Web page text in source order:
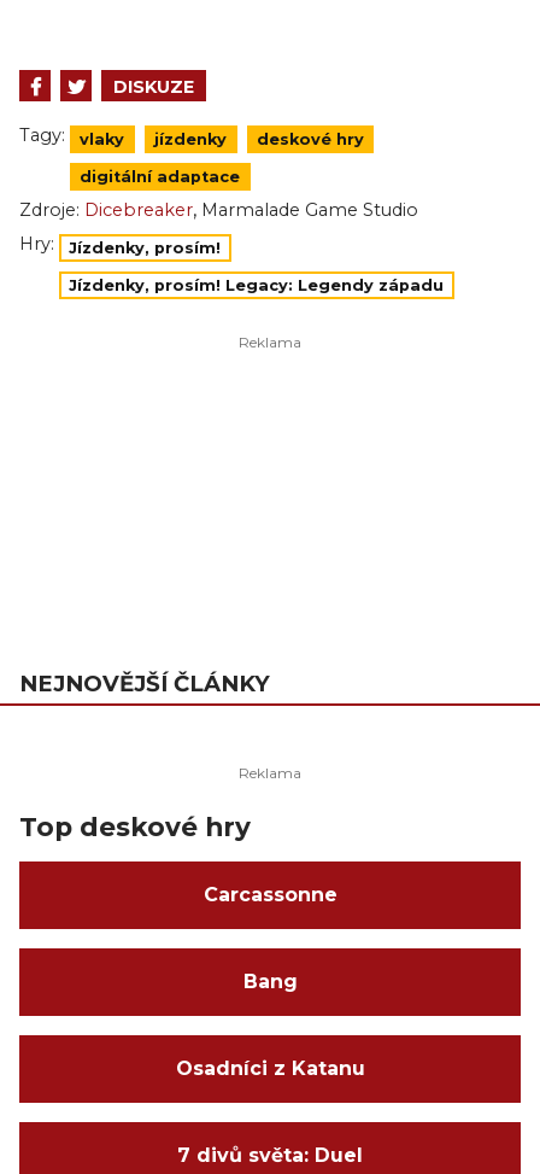
DISKUZE
Tagy: vlaky jízdenky deskové hry
digitální adaptace
Zdroje: Dicebreaker, Marmalade Game Studio
Hry:
Jízdenky, prosím!
Jízdenky, prosím! Legacy: Legendy západu
NEJNOVĚJŠÍ ČLÁNKY
Top deskové hry
Carcassonne
Bang
Osadníci z Katanu
7 divů světa: Duel